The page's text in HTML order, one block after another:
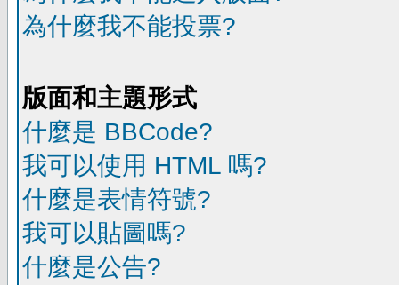
為什麼我不能投票?
版面和主題形式
什麼是 BBCode?
我可以使用 HTML 嗎?
什麼是表情符號?
我可以貼圖嗎?
什麼是公告?